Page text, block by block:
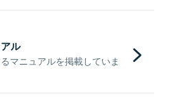
ル
マニュアルを掲載していま